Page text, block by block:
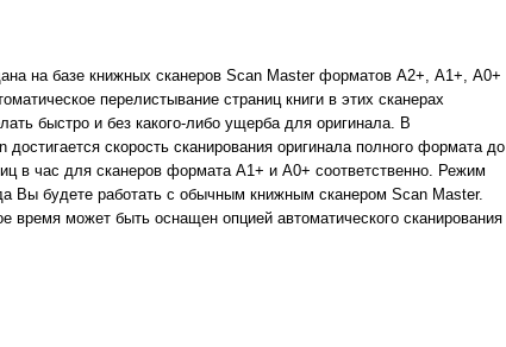
на базе книжных сканеров Scan Master форматов А2+, А1+, А0+
перелистывание страниц книги в этих сканерах
быстро и без какого-либо ущерба для оригинала. В
скорость сканирования оригинала полного формата до
в час для сканеров формата А1+ и А0+ соответственно. Режим
Вы будете работать с обычным книжным сканером Scan Master.
может быть оснащен опцией автоматического сканирования